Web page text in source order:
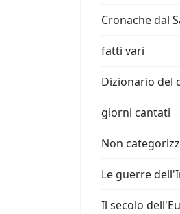
Cronache dal
fatti vari
Dizionario del
giorni cantati
Non
Le guerre
Il secolo